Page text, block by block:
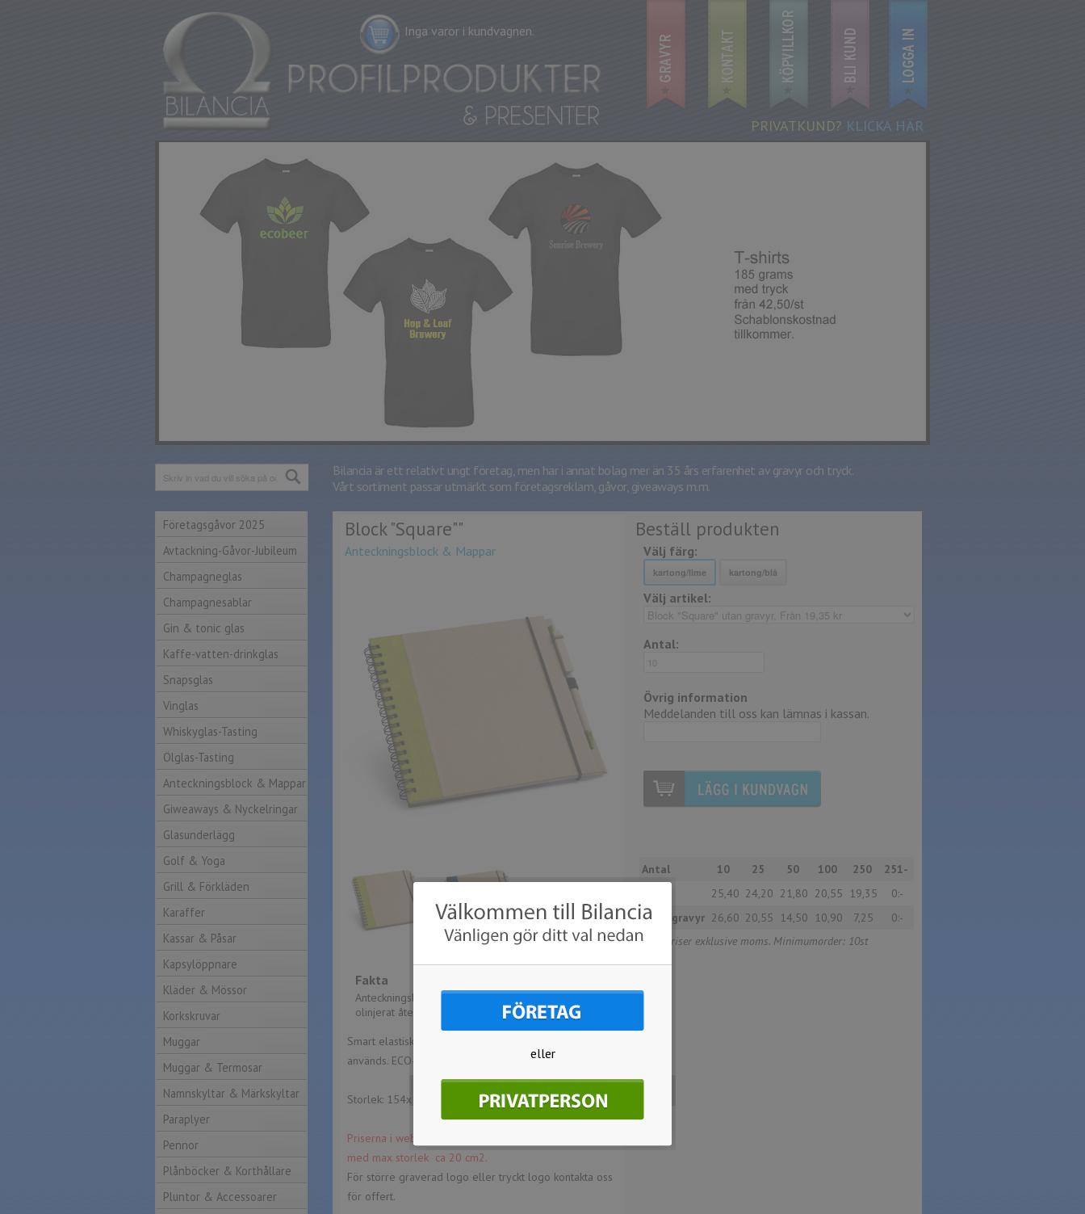
Inga varor i kundvagnen.
PRIVATKUND? KLICKA HÄR
Bilancia är ett relativt ungt företag, men har i annat bolag mer än 35 års erfarenhet av gravyr och tryck.
Vårt sortiment passar utmärkt som företagsreklam, gåvor, giveaways m.m.
Företagsgåvor 2025
Avtackning-Gåvor-Jubileum
Champagneglas
Champagnesablar
Gin & tonic glas
Kaffe-vatten-drinkglas
Snapsglas
Vinglas
Whiskyglas-Tasting
Ölglas-Tasting
Anteckningsblock & Mappar
Giweaways & Nyckelringar
Glasunderlägg
Golf & Yoga
Grill & Förkläden
Karaffer
Kassar & Påsar
Kapsylöppnare
Kläder & Mössor
Korkskruvar
Muggar
Muggar & Termosar
Namnskyltar & Märkskyltar
Paraplyer
Pennor
Plånböcker & Korthållare
Pluntor & Accessoarer
Block "Square""
Anteckningsblock & Mappar
Fakta
Anteckningsblock i hård kartong med 60 sidor
olinjerat återvunnet papper.
Smart elastiskt band håller ihop blocket när det inte
används. ECO-penna medföljer.
Storlek: 154x154 mm.
Priserna i webshopen baseras på lasergraverad logo
med max storlek ca 20 cm2.
För större graverad logo eller tryckt logo kontakta oss
för offert.
Beställ produkten
Välj färg:
Välj artikel:
Antal:
Övrig information
Meddelanden till oss kan lämnas i kassan.
Antal 10 25 50 100 250
251-
25,40 24,20 21,80 20,55 19,35
0:-
Lasergravyr 26,60 20,55 14,50 10,90 7,25
0:-
Alla priser exklusive moms. Minimumorder: 10st
eller